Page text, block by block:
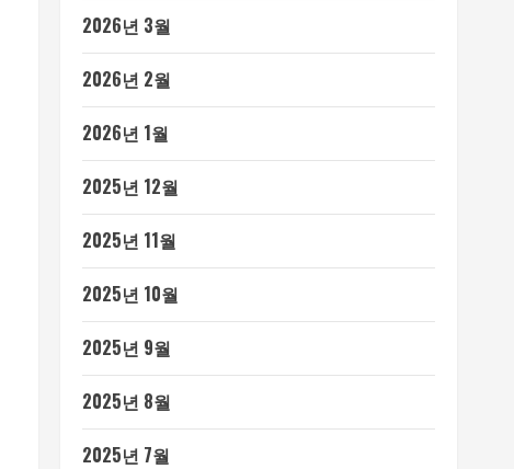
2026년 3월
2026년 2월
2026년 1월
2025년 12월
2025년 11월
2025년 10월
2025년 9월
2025년 8월
2025년 7월